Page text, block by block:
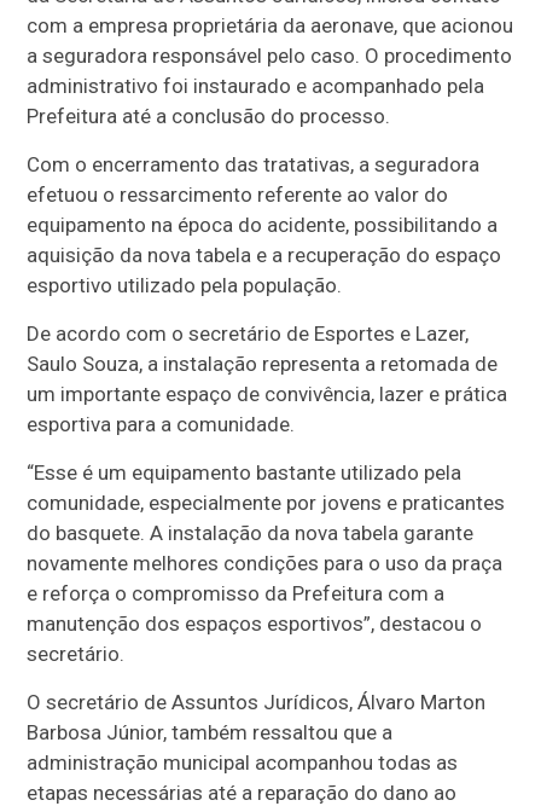
com a empresa proprietária da aeronave, que acionou
a seguradora responsável pelo caso. O procedimento
administrativo foi instaurado e acompanhado pela
Prefeitura até a conclusão do processo.
Com o encerramento das tratativas, a seguradora
efetuou o ressarcimento referente ao valor do
equipamento na época do acidente, possibilitando a
aquisição da nova tabela e a recuperação do espaço
esportivo utilizado pela população.
De acordo com o secretário de Esportes e Lazer,
Saulo Souza, a instalação representa a retomada de
um importante espaço de convivência, lazer e prática
esportiva para a comunidade.
“Esse é um equipamento bastante utilizado pela
comunidade, especialmente por jovens e praticantes
do basquete. A instalação da nova tabela garante
novamente melhores condições para o uso da praça
e reforça o compromisso da Prefeitura com a
manutenção dos espaços esportivos”, destacou o
secretário.
O secretário de Assuntos Jurídicos, Álvaro Marton
Barbosa Júnior, também ressaltou que a
administração municipal acompanhou todas as
etapas necessárias até a reparação do dano ao